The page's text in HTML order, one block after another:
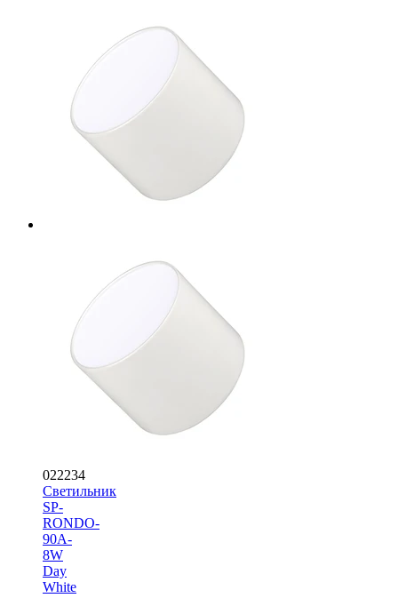
022234
Светильник
SP-
RONDO-
90A-
8W
Day
White